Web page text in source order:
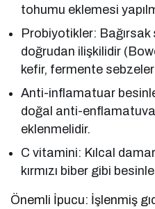
tohumu eklemesi
Probiyotikler:
doğrudan ilişkilidir
kefir, fermente
Anti-inflamatuar
doğal anti-
eklenmelidir.
C vitamini: Kılcal
kırmızı biber gibi
Önemli İpucu: İşlenmiş